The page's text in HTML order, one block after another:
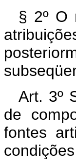
§ 2º O
Art. 3º
de
fontes